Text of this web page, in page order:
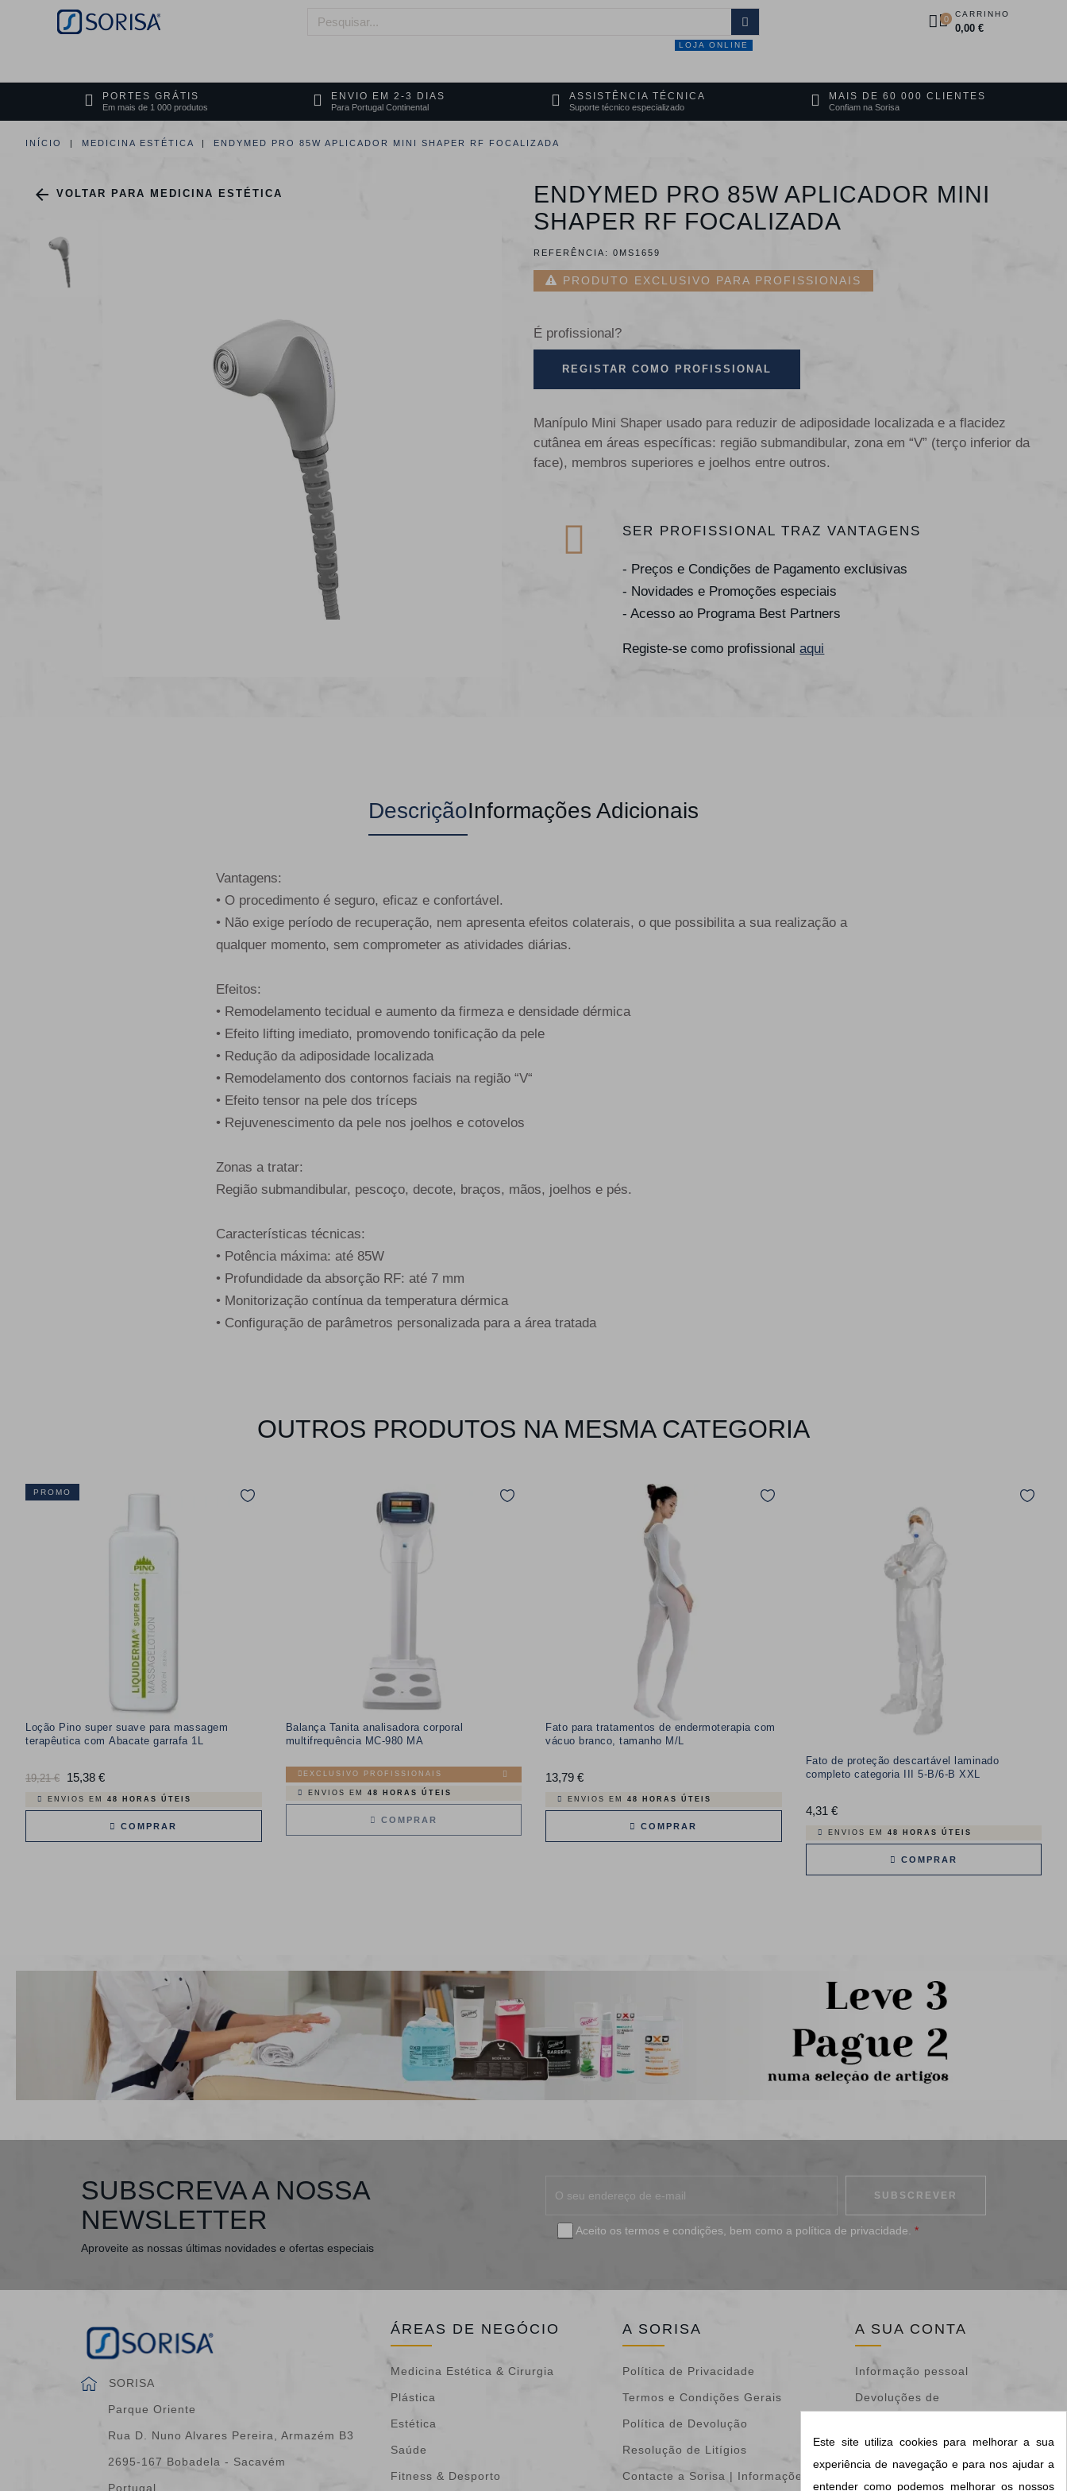
0 CARRINHO
0,00 €
LOJA ONLINE
PORTES GRÁTIS
Em mais de 1 000 produtos
ENVIO EM 2-3 DIAS
Para Portugal Continental
ASSISTÊNCIA TÉCNICA
Suporte técnico especializado
MAIS DE 60 000 CLIENTES
Confiam na Sorisa
INÍCIO MEDICINA ESTÉTICA ENDYMED PRO 85W APLICADOR MINI SHAPER RF FOCALIZADA
 VOLTAR PARA MEDICINA ESTÉTICA
ENDYMED PRO 85W APLICADOR MINI
SHAPER RF FOCALIZADA
REFERÊNCIA: 0MS1659
PRODUTO EXCLUSIVO PARA PROFISSIONAIS
É profissional?
REGISTAR COMO PROFISSIONAL
Manípulo Mini Shaper usado para reduzir de adiposidade localizada e a flacidez
cutânea em áreas específicas: região submandibular, zona em “V” (terço inferior da
face), membros superiores e joelhos entre outros.
SER PROFISSIONAL TRAZ VANTAGENS
- Preços e Condições de Pagamento exclusivas
- Novidades e Promoções especiais
- Acesso ao Programa Best Partners
Registe-se como profissionalaqui
DescriçãoInformações Adicionais
Vantagens:
• O procedimento é seguro, eficaz e confortável.
• Não exige período de recuperação, nem apresenta efeitos colaterais, o que possibilita a sua realização a
qualquer momento, sem comprometer as atividades diárias.
Efeitos:
• Remodelamento tecidual e aumento da firmeza e densidade dérmica
• Efeito lifting imediato, promovendo tonificação da pele
• Redução da adiposidade localizada
• Remodelamento dos contornos faciais na região “V“
• Efeito tensor na pele dos tríceps
• Rejuvenescimento da pele nos joelhos e cotovelos
Zonas a tratar:
Região submandibular, pescoço, decote, braços, mãos, joelhos e pés.
Características técnicas:
• Potência máxima: até 85W
• Profundidade da absorção RF: até 7 mm
• Monitorização contínua da temperatura dérmica
• Configuração de parâmetros personalizada para a área tratada
OUTROS PRODUTOS NA MESMA CATEGORIA
PROMO
Loção Pino super suave para massagem
terapêutica com Abacate garrafa 1L
Preço
normal
19,21 € 15,38 €Preço
ENVIOS EM 48 HORAS ÚTEIS
COMPRAR
Balança Tanita analisadora corporal
multifrequência MC-980 MA
EXCLUSIVO PROFISSIONAIS
ENVIOS EM 48 HORAS ÚTEIS
COMPRAR
Fato para tratamentos de endermoterapia com
vácuo branco, tamanho M/L
13,79 €Preço
ENVIOS EM 48 HORAS ÚTEIS
COMPRAR
Fato de proteção descartável laminado
completo categoria III 5-B/6-B XXL
4,31 €Preço
ENVIOS EM 48 HORAS ÚTEIS
COMPRAR
SUBSCREVA A NOSSA
NEWSLETTER
Aproveite as nossas últimas novidades e ofertas especiais
Aceito os termos e condições , bem como a política de privacidade *
SORISA
Parque Oriente
Rua D. Nuno Alvares Pereira, Armazém B3
2695-167 Bobadela - Sacavém
Portugal
ÁREAS DE NEGÓCIO
Medicina Estética & Cirurgia
Plástica
Estética
Saúde
Fitness & Desporto
A SORISA
Política de Privacidade
Termos e Condições Gerais
Política de Devolução
Resolução de Litígios
Contacte a Sorisa | Informações &
A SUA CONTA
Informação pessoal
Devoluções de
Encomendas
Este site utiliza cookies para melhorar a sua
experiência de navegação e para nos ajudar a
entender como podemos melhorar os nossos